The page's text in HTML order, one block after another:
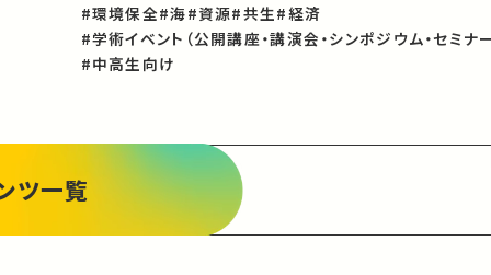
#環境保全#海#資源#共生#経済
#学術イベント（公開講座・講演会・シンポジウム・セミナ
#中高生向け
ツ一覧